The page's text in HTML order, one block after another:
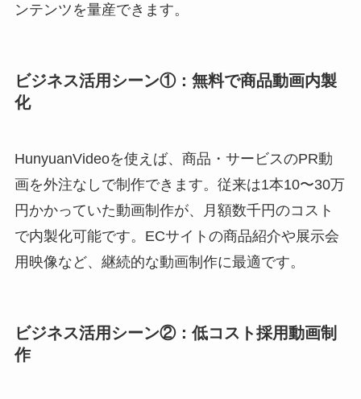
ンテンツを量産できます。
ビジネス活用シーン①：無料で商品動画内製
化
HunyuanVideoを使えば、商品・サービスのPR動
画を外注なしで制作できます。従来は1本10〜30万
円かかっていた動画制作が、月額数千円のコスト
で内製化可能です。ECサイトの商品紹介や展示会
用映像など、継続的な動画制作に最適です。
ビジネス活用シーン②：低コスト採用動画制
作